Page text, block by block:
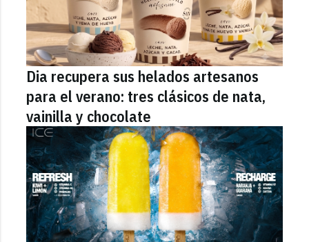
Dia recupera sus helados artesanos
para el verano: tres clásicos de nata,
vainilla y chocolate